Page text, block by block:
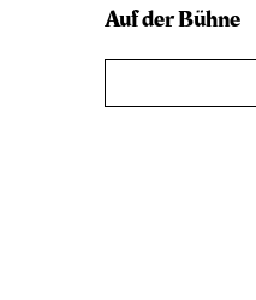
Auf der Bühne